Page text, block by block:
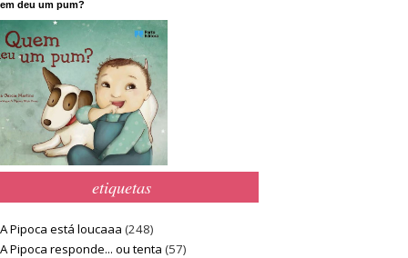
deu um pum?
etiquetas
A Pipoca está loucaaa (248)
A Pipoca responde... ou tenta (57)